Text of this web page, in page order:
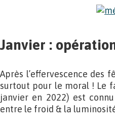
Janvier :
Après l’effervescence des
surtout pour le moral ! Le
janvier en 2022) est
entre le froid & la